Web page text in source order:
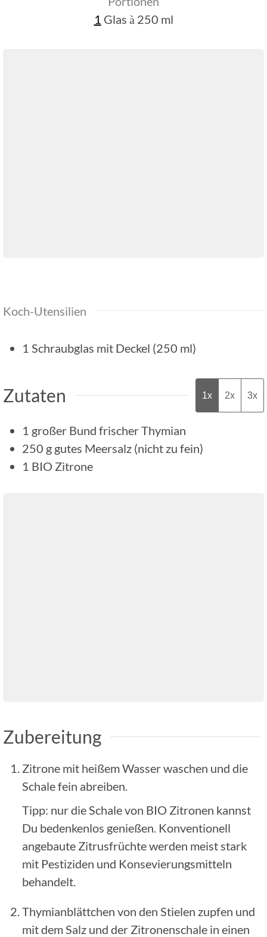
1 Glas à 250 ml
Koch-Utensilien
1 Schraubglas mit Deckel (250 ml)
Zutaten 1x 2x 3x
1 großer Bund frischer Thymian
250 g gutes Meersalz (nicht zu fein)
1 BIO Zitrone
Zubereitung
Zitrone mit heißem Wasser waschen und die
Schale fein abreiben.
Tipp: nur die Schale von BIO Zitronen kannst
Du bedenkenlos genießen. Konventionell
angebaute Zitrusfrüchte werden meist stark
mit Pestiziden und Konsevierungsmitteln
behandelt.
Thymianblättchen von den Stielen zupfen und
mit dem Salz und der Zitronenschale in einen